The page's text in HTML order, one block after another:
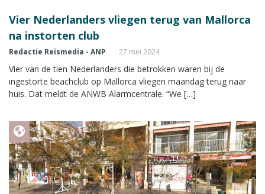
Vier Nederlanders vliegen terug van Mallorca
na instorten club
Redactie Reismedia - ANP 27 mei 2024
Vier van de tien Nederlanders die betrokken waren bij de
ingestorte beachclub op Mallorca vliegen maandag terug naar
huis. Dat meldt de ANWB Alarmcentrale. “We […]